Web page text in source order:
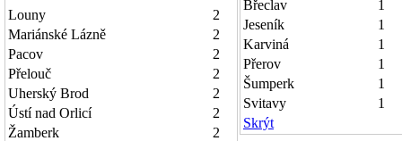
Louny
2
Mariánské Lázně
2
Pacov
2
Přelouč
2
Uherský Brod
2
Ústí nad Orlicí
2
Žamberk
2
Břeclav
1
Jeseník
1
Karviná
1
Přerov
1
Šumperk
1
Svitavy
1
Skrýt